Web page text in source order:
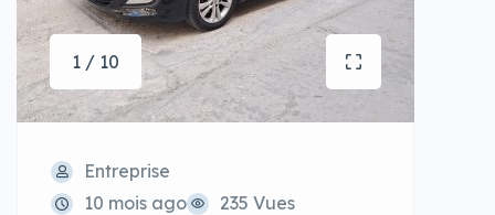
1 / 10
Entreprise
10 mois ago
235 Vues